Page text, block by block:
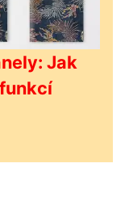
Jak